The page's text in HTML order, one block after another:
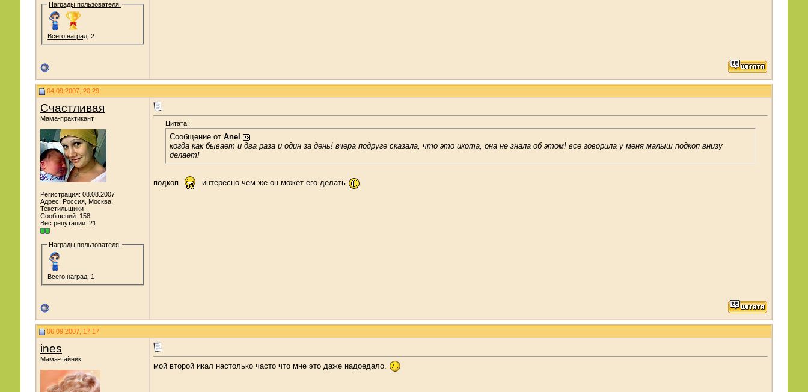
Награды пользователя:
Всего наград: 2
04.09.2007, 20:29
Счастливая
Мама-практикант
Регистрация: 08.08.2007
Адрес: Россия, Москва,
Текстильщики
Сообщений: 158
Вес репутации: 21
Награды пользователя:
Всего наград: 1
Цитата:
Сообщение от Anel
когда как бывает и два раза и один за день! вчера подруге сказала, что это икота, она не знала об этом! все говорила у меня малыш подкоп внизу
делает!
подкоп интересно чем же он может его делать
06.09.2007, 17:17
ines
Мама-чайник
мой второй икал настолько часто что мне это даже надоедало.